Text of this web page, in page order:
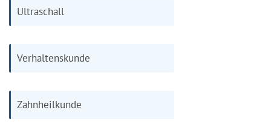
Ultraschall
Verhaltenskunde
Zahnheilkunde